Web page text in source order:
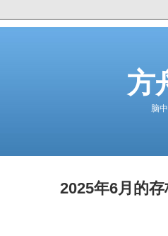
方
脑
2025年6月的存